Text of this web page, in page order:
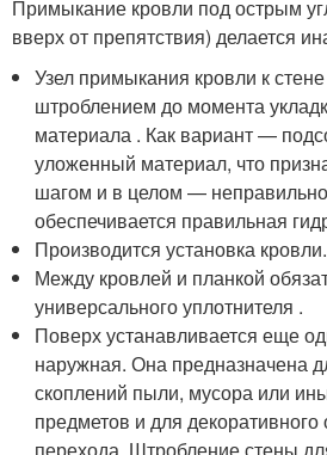
Примыкание кровли под острым
вверх от препятствия) делается
Узел примыкания кровли к
штроблением до момента
материала . Как вариант —
уложенный материал, что
шагом и в целом —
обеспечивается правильная
Производится установка кровли.
Между кровлей и планкой
универсального уплотнителя .
Поверх устанавливается еще
наружная. Она предназначена
скоплений пыли, мусора или
предметов и для
перехода. Штробление стены